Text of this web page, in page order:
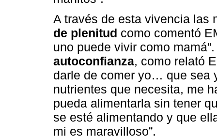
A través de esta vivencia las
de plenitud como comentó
uno puede vivir como
autoconfianza, como relató
darle de comer yo… que sea
nutrientes que necesita, me
pueda alimentarla sin tener
se esté alimentando y que
mi es maravilloso”.